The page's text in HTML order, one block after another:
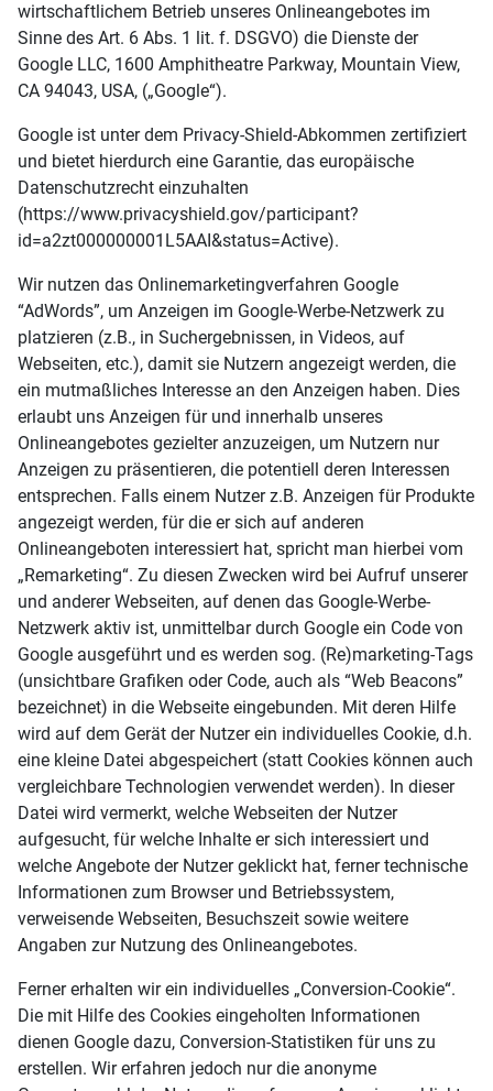
wirtschaftlichem Betrieb unseres Onlineangebotes im
Sinne des Art. 6 Abs. 1 lit. f. DSGVO) die Dienste der
Google LLC, 1600 Amphitheatre Parkway, Mountain View,
CA 94043, USA, („Google“).
Google ist unter dem Privacy-Shield-Abkommen zertifiziert
und bietet hierdurch eine Garantie, das europäische
Datenschutzrecht einzuhalten
(https://www.privacyshield.gov/participant?
id=a2zt000000001L5AAI&status=Active).
Wir nutzen das Onlinemarketingverfahren Google
“AdWords”, um Anzeigen im Google-Werbe-Netzwerk zu
platzieren (z.B., in Suchergebnissen, in Videos, auf
Webseiten, etc.), damit sie Nutzern angezeigt werden, die
ein mutmaßliches Interesse an den Anzeigen haben. Dies
erlaubt uns Anzeigen für und innerhalb unseres
Onlineangebotes gezielter anzuzeigen, um Nutzern nur
Anzeigen zu präsentieren, die potentiell deren Interessen
entsprechen. Falls einem Nutzer z.B. Anzeigen für Produkte
angezeigt werden, für die er sich auf anderen
Onlineangeboten interessiert hat, spricht man hierbei vom
„Remarketing“. Zu diesen Zwecken wird bei Aufruf unserer
und anderer Webseiten, auf denen das Google-Werbe-
Netzwerk aktiv ist, unmittelbar durch Google ein Code von
Google ausgeführt und es werden sog. (Re)marketing-Tags
(unsichtbare Grafiken oder Code, auch als “Web Beacons”
bezeichnet) in die Webseite eingebunden. Mit deren Hilfe
wird auf dem Gerät der Nutzer ein individuelles Cookie, d.h.
eine kleine Datei abgespeichert (statt Cookies können auch
vergleichbare Technologien verwendet werden). In dieser
Datei wird vermerkt, welche Webseiten der Nutzer
aufgesucht, für welche Inhalte er sich interessiert und
welche Angebote der Nutzer geklickt hat, ferner technische
Informationen zum Browser und Betriebssystem,
verweisende Webseiten, Besuchszeit sowie weitere
Angaben zur Nutzung des Onlineangebotes.
Ferner erhalten wir ein individuelles „Conversion-Cookie“.
Die mit Hilfe des Cookies eingeholten Informationen
dienen Google dazu, Conversion-Statistiken für uns zu
erstellen. Wir erfahren jedoch nur die anonyme